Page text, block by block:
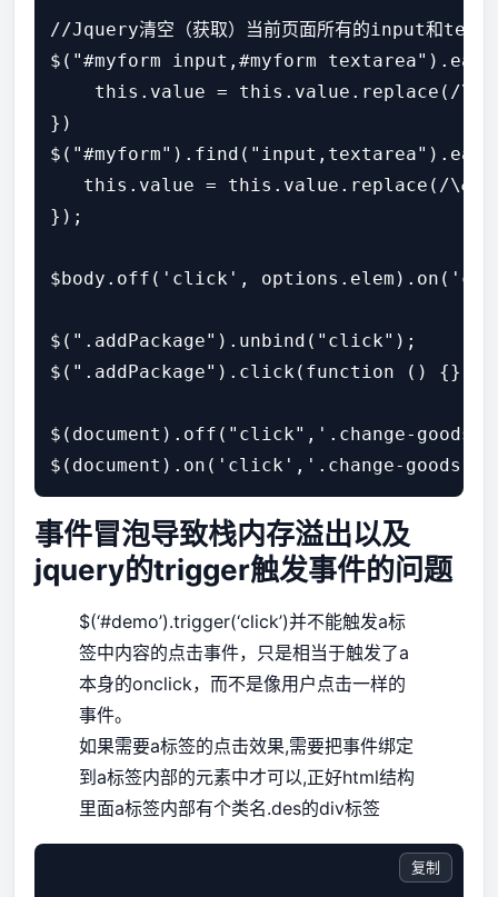
//Jquery清空（获取）当前页面所有的input和
$("#myform input,#myform
this.value = this.value.replace(/\&/
})
this.value = this.value.replace(/\&/
});
$body.off('click',
$(".addPackage").unbind("click");
$(".addPackage").click(function () {})
$(document).off("click",'.change-
事件冒泡导致栈内存溢出以及
jquery的trigger触发事件的问题
$(‘#demo’).trigger(‘click’)并不能触发a标
签中内容的点击事件，只是相当于触发了a
本身的onclick，而不是像用户点击一样的
事件。
如果需要a标签的点击效果,需要把事件绑定
到a标签内部的元素中才可以,正好html结构
里面a标签内部有个类名.des的div标签
复制